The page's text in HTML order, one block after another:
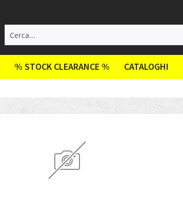
% STOCK CLEARANCE % CATALOGHI